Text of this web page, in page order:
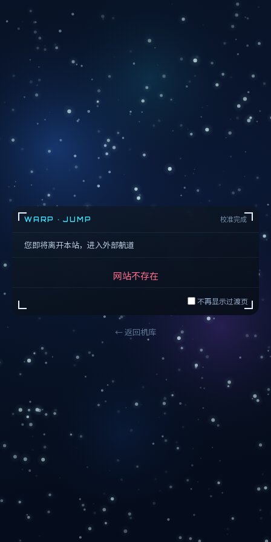
WARP · JUMP 校准完成
您即将离开本站，进入外部航道
网站不存在
不再显示过渡页
← 返回机库